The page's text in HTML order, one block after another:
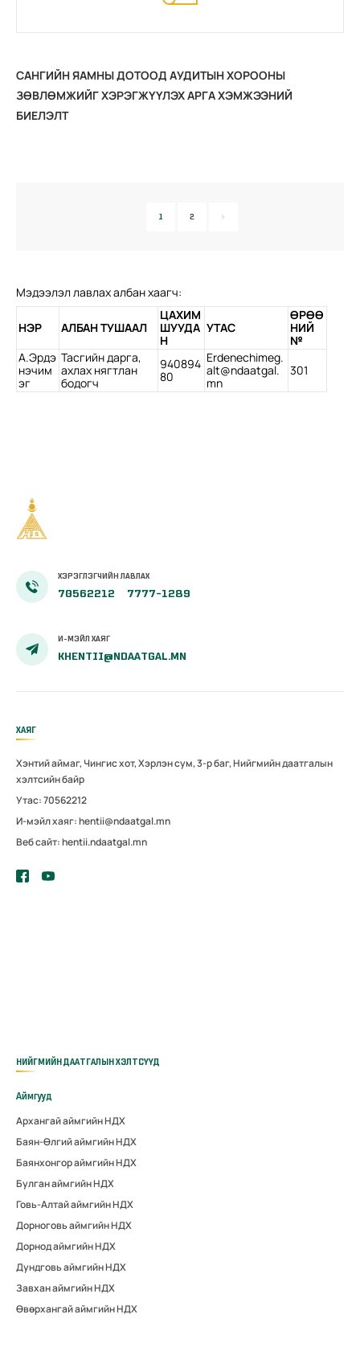
САНГИЙН ЯАМНЫ ДОТООД АУДИТЫН ХОРООНЫ
ЗӨВЛӨМЖИЙГ ХЭРЭГЖҮҮЛЭХ АРГА ХЭМЖЭЭНИЙ
БИЕЛЭЛТ
1 2
Мэдээлэл лавлах албан хаагч:
НЭР АЛБАН ТУШААЛ
ЦАХИМ
ШУУДА
Н
УТАС
ӨРӨӨ
НИЙ
№
А.Эрдэ
нэчим
эг
Тасгийн дарга,
ахлах нягтлан
бодогч
940894
80
Erdenechimeg.
alt@ndaatgal.
mn
301
ХЭРЭГЛЭГЧИЙН ЛАВЛАХ
70562212 7777-1289
И-МЭЙЛ ХАЯГ
KHENTII@NDAATGAL.MN
ХАЯГ
Хэнтий аймаг, Чингис хот, Хэрлэн сум, 3-р баг, Нийгмийн даатгалын
хэлтсийн байр
Утас: 70562212
И-мэйл хаяг: hentii@ndaatgal.mn
Веб сайт: hentii.ndaatgal.mn
НИЙГМИЙН ДААТГАЛЫН ХЭЛТСҮҮД
Аймгууд
Архангай аймгийн НДХ
Баян-Өлгий аймгийн НДХ
Баянхонгор аймгийн НДХ
Булган аймгийн НДХ
Говь-Алтай аймгийн НДХ
Дорноговь аймгийн НДХ
Дорнод аймгийн НДХ
Дундговь аймгийн НДХ
Завхан аймгийн НДХ
Өвөрхангай аймгийн НДХ